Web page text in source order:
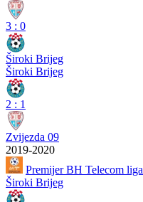
3 : 0
Široki Brijeg
Široki Brijeg
2 : 1
Zvijezda 09
2019-2020
Premijer BH Telecom liga
Široki Brijeg